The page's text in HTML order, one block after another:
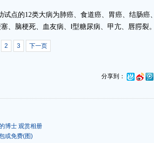
点的12类大病为肺癌、食道癌、胃癌、结肠癌、
、脑梗死、血友病、Ⅰ型糖尿病、甲亢、唇腭裂。
2 3 下一页
分享到：
博士 观赏相册
或免费(图)